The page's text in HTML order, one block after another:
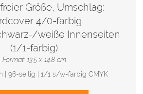
Größe, Umschlag:
4/0-farbig
weiße Innenseiten
(1/1-farbig)
Format: 13.5 x 14.8 cm
| 96-seitig | 1/1 s/w-farbig CMYK